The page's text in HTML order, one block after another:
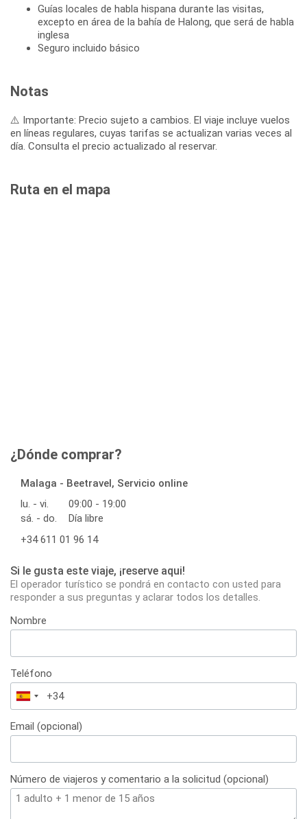
Guías locales de habla hispana durante las visitas,
excepto en área de la bahía de Halong, que será de habla
inglesa
Seguro incluido básico
Notas
⚠️ Importante: Precio sujeto a cambios. El viaje incluye vuelos
en líneas regulares, cuyas tarifas se actualizan varias veces al
día. Consulta el precio actualizado al reservar.
Ruta en el mapa
¿Dónde comprar?
Malaga - Beetravel, Servicio online
lu. - vi.
09:00 - 19:00
sá. - do.
Día libre
+34 611 01 96 14
Si le gusta este viaje, ¡reserve aqui!
El operador turístico se pondrá en contacto con usted para
responder a sus preguntas y aclarar todos los detalles.
Nombre
Teléfono
España
+34
Email (opcional)
Número de viajeros y comentario a la solicitud (opcional)